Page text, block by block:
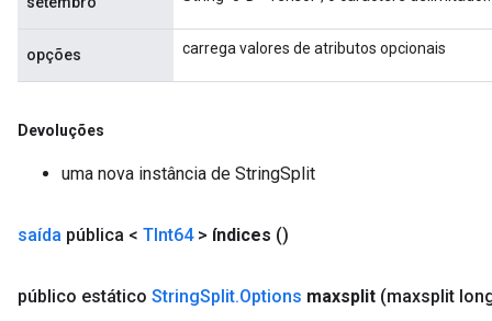
opções carrega valores de atributos opcionais
Devoluções
uma nova instância de StringSplit
saída pública < TInt64> índices ()
público estático StringSplit.Options maxsplit (maxsplit